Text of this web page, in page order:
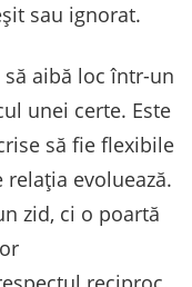
sau ignorat.
aibă loc într-un
unei certe. Este
să fie flexibile
relația evoluează.
zid, ci o poartă